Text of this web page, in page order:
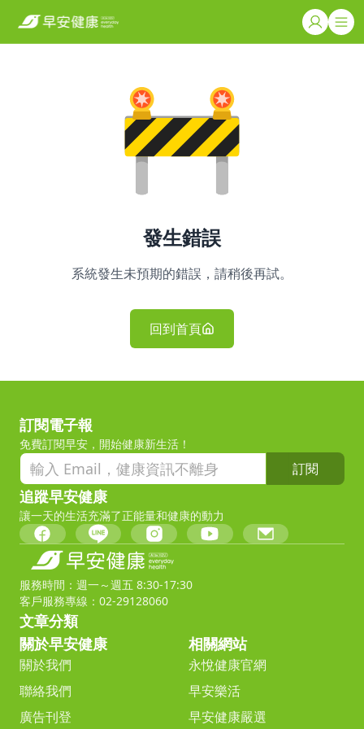
發生錯誤
系統發生未預期的錯誤，請稍後再試。
回到首頁
訂閱電子報
免費訂閱早安，開始健康新生活！
訂閱
追蹤早安健康
讓一天的生活充滿了正能量和健康的動力
服務時間：週一～週五 8:30-17:30
客戶服務專線：02-29128060
文章分類
關於早安健康
關於我們
聯絡我們
廣告刊登
相關網站
永悅健康官網
早安樂活
早安健康嚴選